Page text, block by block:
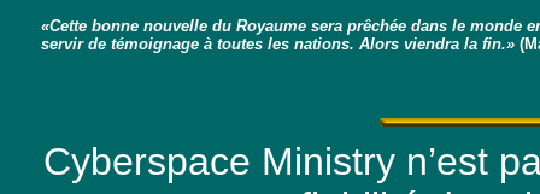
«Cette bonne nouvelle du Royaume sera prêchée dans le monde
servir de témoignage à toutes les nations. Alors viendra la fin.»
Cyberspace Ministry n’est